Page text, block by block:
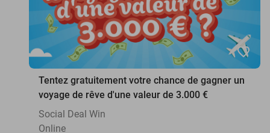
favorite_border
Tentez gratuitement votre chance de gagner un
voyage de rêve d'une valeur de 3.000 €
Social Deal Win
Online